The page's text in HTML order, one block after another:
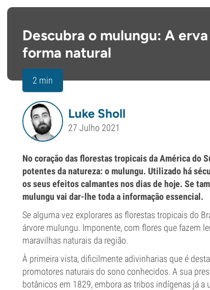
Descubra o mulungu: A
forma natural
2 min
Luke Sholl
27 Julho 2021
No coração das florestas tropicais da América do
potentes da natureza: o mulungu. Utilizado há
os seus efeitos calmantes nos dias de hoje. Se
mulungu vai dar-lhe toda a informação essencial.
Se alguma vez explorares as florestas tropicais do
árvore mulungu. Imponente, com flores que fazem
maravilhas naturais da região.
À primeira vista, dificilmente adivinharias que é
promotores naturais do sono conhecidos. A sua
botânicos em 1829, embora as tribos indígenas já